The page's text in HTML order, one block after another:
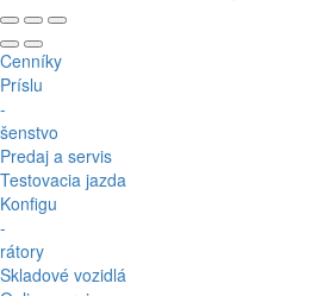
Cenníky
Príslu
-
šenstvo
Predaj a servis
Testovacia jazda
Konfigu
-
rátory
Skladové vozidlá